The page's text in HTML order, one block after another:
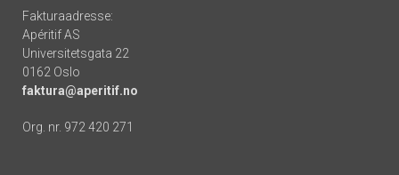
Fakturaadresse:
Apéritif AS
Universitetsgata 22
0162 Oslo
faktura@aperitif.no
Org. nr. 972 420 271